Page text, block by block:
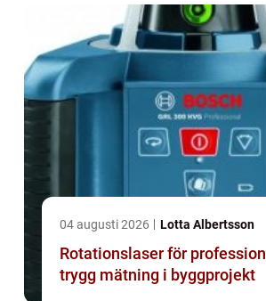
04 augusti 2026 Lotta Albertsson
Rotationslaser för
trygg mätning i byggprojekt